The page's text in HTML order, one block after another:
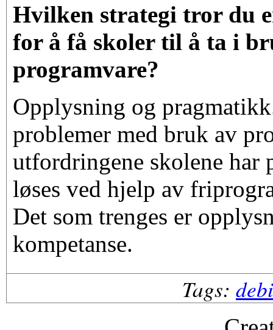
Hvilken strategi tror du
for å få skoler til å ta i
programvare?
Opplysning og
problemer med bruk av
utfordringene skolene har
løses ved hjelp av
Det som trenges er
kompetanse.
Tags: